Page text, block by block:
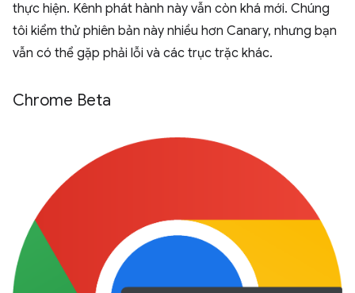
thực hiện. Kênh phát hành này vẫn còn khá mới. Chúng
tôi kiểm thử phiên bản này nhiều hơn Canary, nhưng bạn
vẫn có thể gặp phải lỗi và các trục trặc khác.
Chrome Beta